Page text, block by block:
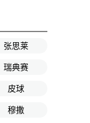
张思莱
瑞典赛
皮球
穆撒